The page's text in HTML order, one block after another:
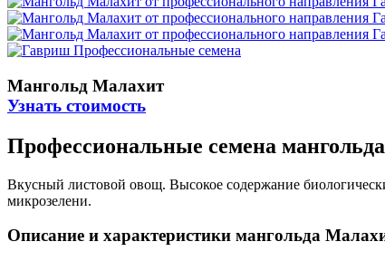
Мангольд Малахит
Узнать стоимость
Профессиональные семена
Вкусный листовой овощ. Высокое содержание
микрозелени.
Описание и характеристики мангольда